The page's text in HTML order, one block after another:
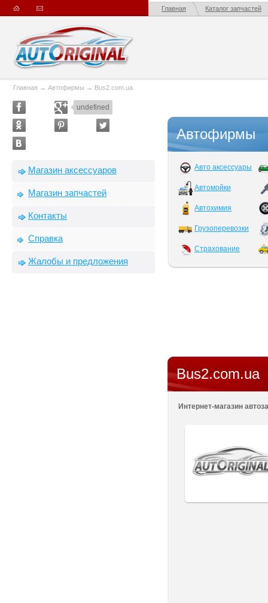
Главная Каталог запчастей
Главная → Автофирмы → Bus2.com.ua
undefined
Магазин аксессуаров
Магазин запчастей
Контакты
Справка
Жалобы и предложения
Автофирмы
Авто аксессуары
Автомойки
Автохимия
Грузоперевозки
Страхование
Bus2.com.ua
Интернет-магазин